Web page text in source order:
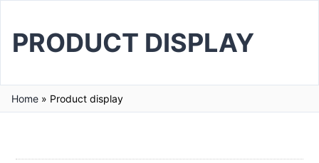
PRODUCT DISPLAY
Home » Product display